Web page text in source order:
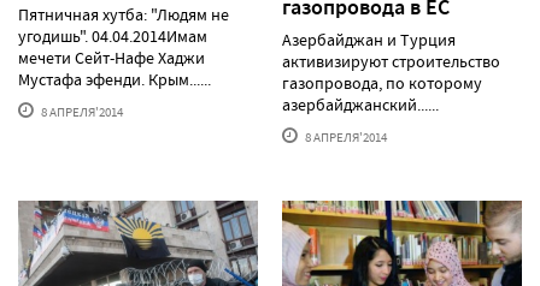
Пятничная хутба: "Людям не
угодишь". 04.04.2014Имам
мечети Сейт-Нафе Хаджи
Мустафа эфенди. Крым......
8 АПРЕЛЯ'2014
газопровода в ЕС
Азербайджан и Турция
активизируют строительство
газопровода, по которому
азербайджанский......
8 АПРЕЛЯ'2014